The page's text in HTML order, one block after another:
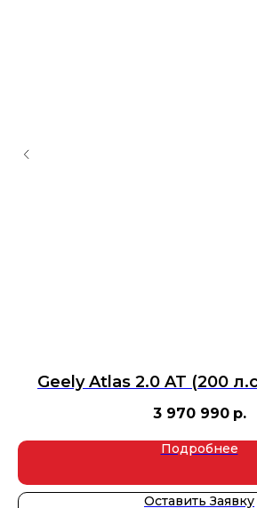
Geely Atlas 2.0 AT (200
3 970 990 р.
Подробнее
Оставить Заявку